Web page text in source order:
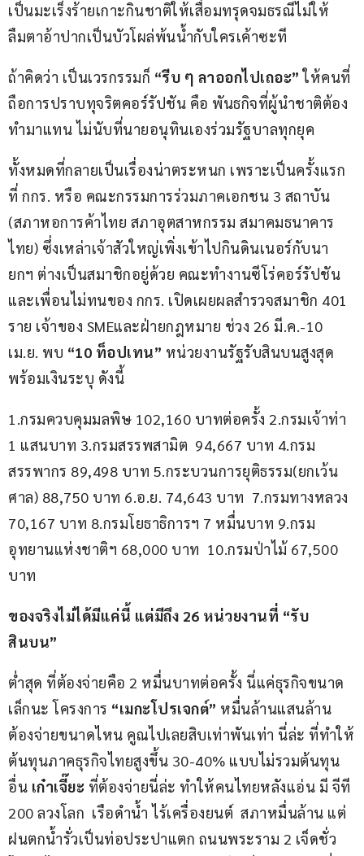
เป็นมะเร็งร้ายเกาะกินชาติให้เสื่อมทรุดจมธรณีไม่ให้
ลืมตาอ้าปากเป็นบัวโผล่พ้นน้ำกับใครเค้าซะที
ถ้าคิดว่า เป็นเวรกรรมก็ “รีบ ๆ ลาออกไปเถอะ” ให้คนที่
ถือการปราบทุจริตคอร์รัปชัน คือ พันธกิจที่ผู้นำชาติต้อง
ทำมาแทน ไม่นับที่นายอนุทินเองร่วมรัฐบาลทุกยุค
ทั้งหมดที่กลายเป็นเรื่องน่าตระหนก เพราะเป็นครั้งแรก
ที่ กกร. หรือ คณะกรรมการร่วมภาคเอกชน 3 สถาบัน
(สภาหอการค้าไทย สภาอุตสาหกรรม สมาคมธนาคาร
ไทย) ซึ่งเหล่าเจ้าสัวใหญ่เพิ่งเข้าไปกินดินเนอร์กับนา
ยกฯ ต่างเป็นสมาชิกอยู่ด้วย คณะทำงานซีโร่คอร์รัปชัน
และเพื่อนไม่ทนของ กกร. เปิดเผยผลสำรวจสมาชิก 401
ราย เจ้าของ SMEและฝ่ายกฎหมาย ช่วง 26 มี.ค.-10
เม.ย. พบ “10 ท็อปเทน” หน่วยงานรัฐรับสินบนสูงสุด
พร้อมเงินระบุ ดังนี้
1.กรมควบคุมมลพิษ 102,160 บาทต่อครั้ง 2.กรมเจ้าท่า
1 แสนบาท 3.กรมสรรพสามิต  94,667 บาท 4.กรม
สรรพากร 89,498 บาท 5.กระบวนการยุติธรรม(ยกเว้น
ศาล) 88,750 บาท 6.อ.ย. 74,643 บาท  7.กรมทางหลวง
70,167 บาท 8.กรมโยธาธิการฯ 7 หมื่นบาท 9.กรม
อุทยานแห่งชาติฯ 68,000 บาท  10.กรมป่าไม้ 67,500
บาท
ของจริงไม่ได้มีแค่นี้ แต่มีถึง 26 หน่วยงานที่ “รับ
สินบน”
ต่ำสุด ที่ต้องจ่ายคือ 2 หมื่นบาทต่อครั้ง นี่แค่ธุรกิจขนาด
เล็กนะ โครงการ “เมกะโปรเจกต์” หมื่นล้านแสนล้าน
ต้องจ่ายขนาดไหน คูณไปเลยสิบเท่าพันเท่า นี่ล่ะ ที่ทำให้
ต้นทุนภาคธุรกิจไทยสูงขึ้น 30-40% แบบไม่รวมต้นทุน
อื่น เก๋าเจี๊ยะ ที่ต้องจ่ายนี่ล่ะ ทำให้คนไทยหลังแอ่น มี จีที
200 ลวงโลก  เรือดำน้ำ ไร้เครื่องยนต์  สภาหมื่นล้าน แต่
ฝนตกน้ำรั่วเป็นท่อประปาแตก ถนนพระราม 2 เจ็ดชั่ว